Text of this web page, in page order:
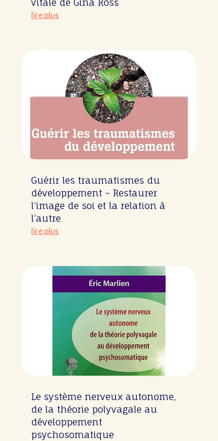
lire plus
Guérir les traumatismes du
développement – Restaurer
l’image de soi et la relation à
l’autre
lire plus
Le système nerveux autonome,
de la théorie polyvagale au
développement
psychosomatique